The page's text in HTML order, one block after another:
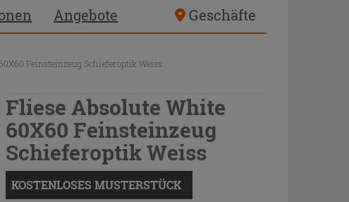
Angebote Geschäfte
Feinsteinzeug Schieferoptik Weiss
Fliese Absolute White
60X60 Feinsteinzeug
Schieferoptik Weiss
KOSTENLOSES MUSTERSTÜCK